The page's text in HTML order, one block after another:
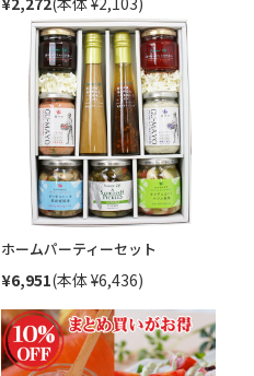
ホームパーティーセット
¥6,951(本体 ¥6,436)